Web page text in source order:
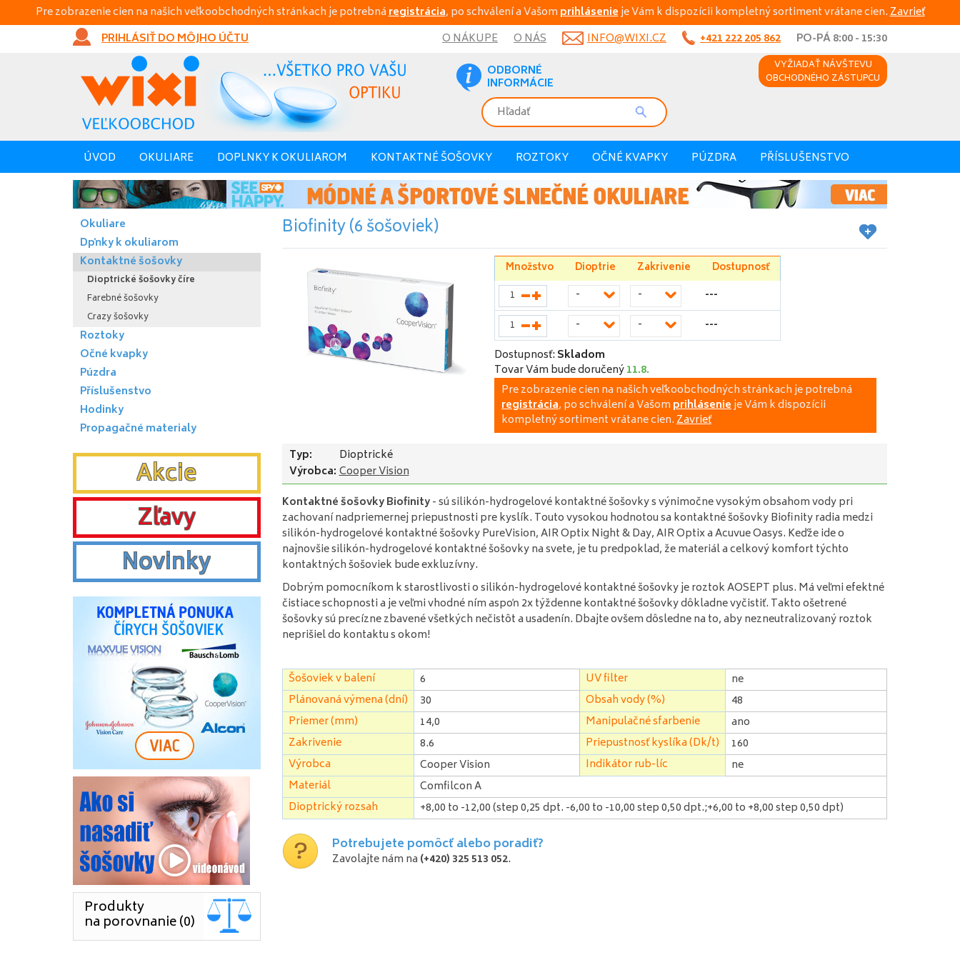
Pre zobrazenie cien na našich veľkoobchodných stránkach je potrebnáregistrácia, po schválení a Vašom prihlásenieje Vám k dispozícii kompletný sortiment vrátane cien.Zavrieť
PRIHLÁSIŤ DO MÔJHO ÚČTU
O NÁKUPE O NÁS INFO@WIXI.CZ +421 222 205 862
PO-PÁ 8:00 - 15:30
ODBORNÉ
INFORMÁCIE
VYŽIADAŤ NÁVŠTEVU
OBCHODNÉHO ZÁSTUPCU
ÚVOD OKULIARE DOPLNKY K OKULIAROM KONTAKTNÉ ŠOŠOVKY ROZTOKY OČNÉ KVAPKY PÚZDRA PŘÍSLUŠENSTVO
Biofinity (6 šošoviek)
Množstvo Dioptrie Zakrivenie
Dostupnosť
-
- ---
- -
---
Dostupnosť: Skladom
Tovar Vám bude doručený11.8.
Pre zobrazenie cien na našich veľkoobchodných stránkach je potrebná
registrácia, po schválení a Vašom prihlásenieje Vám k dispozícii
kompletný sortiment vrátane cien.Zavrieť
Typ:
Dioptrické
Výrobca:Cooper Vision
Kontaktné šošovky Biofinity- sú silikón-hydrogelové kontaktné šošovky s výnimočne vysokým obsahom vody pri
zachovaní nadpriemernej priepustnosti pre kyslík. Touto vysokou hodnotou sa kontaktné šošovky Biofinity radia medzi
silikón-hydrogelové kontaktné šošovky PureVision, AIR Optix Night & Day, AIR Optix a Acuvue Oasys. Keďže ide o
najnovšie silikón-hydrogelové kontaktné šošovky na svete, je tu predpoklad, že materiál a celkový komfort týchto
kontaktných šošoviek bude exkluzívny.
Dobrým pomocníkom k starostlivosti o silikón-hydrogelové kontaktné šošovky je roztok AOSEPT plus. Má veľmi efektné
čistiace schopnosti a je veľmi vhodné ním aspoň 2x týždenne kontaktné šošovky dôkladne vyčistiť. Takto ošetrené
šošovky sú precízne zbavené všetkých nečistôt a usadenín. Dbajte ovšem dôsledne na to, aby nezneutralizovaný roztok
neprišiel do kontaktu s okom!
Šošoviek v balení 6 UV filter
ne
Plánovaná výmena (dní)
30 Obsah vody (%)
48
Priemer (mm)
14,0 Manipulačné sfarbenie
ano
Zakrivenie
8.6 Priepustnosť kyslíka (Dk/t)
160
Výrobca
Cooper Vision Indikátor rub-líc
ne
Materiál
Comfilcon A
Dioptrický rozsah
+8,00 to -12,00 (step 0,25 dpt. -6,00 to -10,00 step 0,50 dpt.;+6,00 to +8,00 step 0,50 dpt)
Potrebujete pomôcť alebo poradiť?
Zavolajte nám na (+420) 325 513 052.
Okuliare
Dpňky k okuliarom
Kontaktné šošovky
Dioptrické šošovky číre
Farebné šošovky
Crazy šošovky
Roztoky
Očné kvapky
Púzdra
Příslušenstvo
Hodinky
Propagačné materialy
Akcie
Zľavy
Novinky
Produkty
na porovnanie (0)